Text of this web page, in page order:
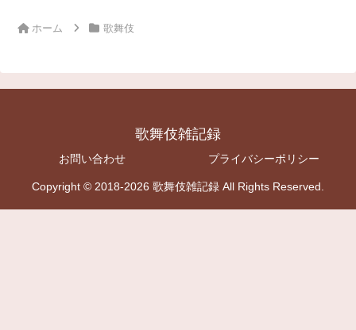
ホーム 歌舞伎
歌舞伎雑記録
お問い合わせ プライバシーポリシー
Copyright © 2018-2026 歌舞伎雑記録 All Rights Reserved.